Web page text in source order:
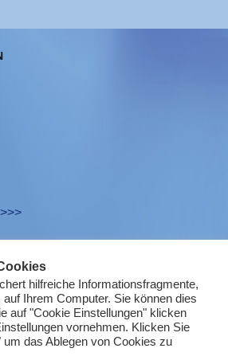
hilfreiche Informationsfragmente,
Ihrem Computer. Sie können dies
auf "Cookie Einstellungen" klicken
vornehmen. Klicken Sie
um das Ablegen von Cookies zu